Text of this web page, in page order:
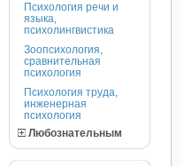
Психология речи и
языка,
психолингвистика
Зоопсихология,
сравнительная
психология
Психология труда,
инженерная
психология
Любознательным